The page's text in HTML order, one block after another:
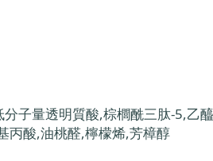
子量透明質酸,棕櫚酰三肽-5,乙
丙酸,油桃醛,檸檬烯,芳樟醇